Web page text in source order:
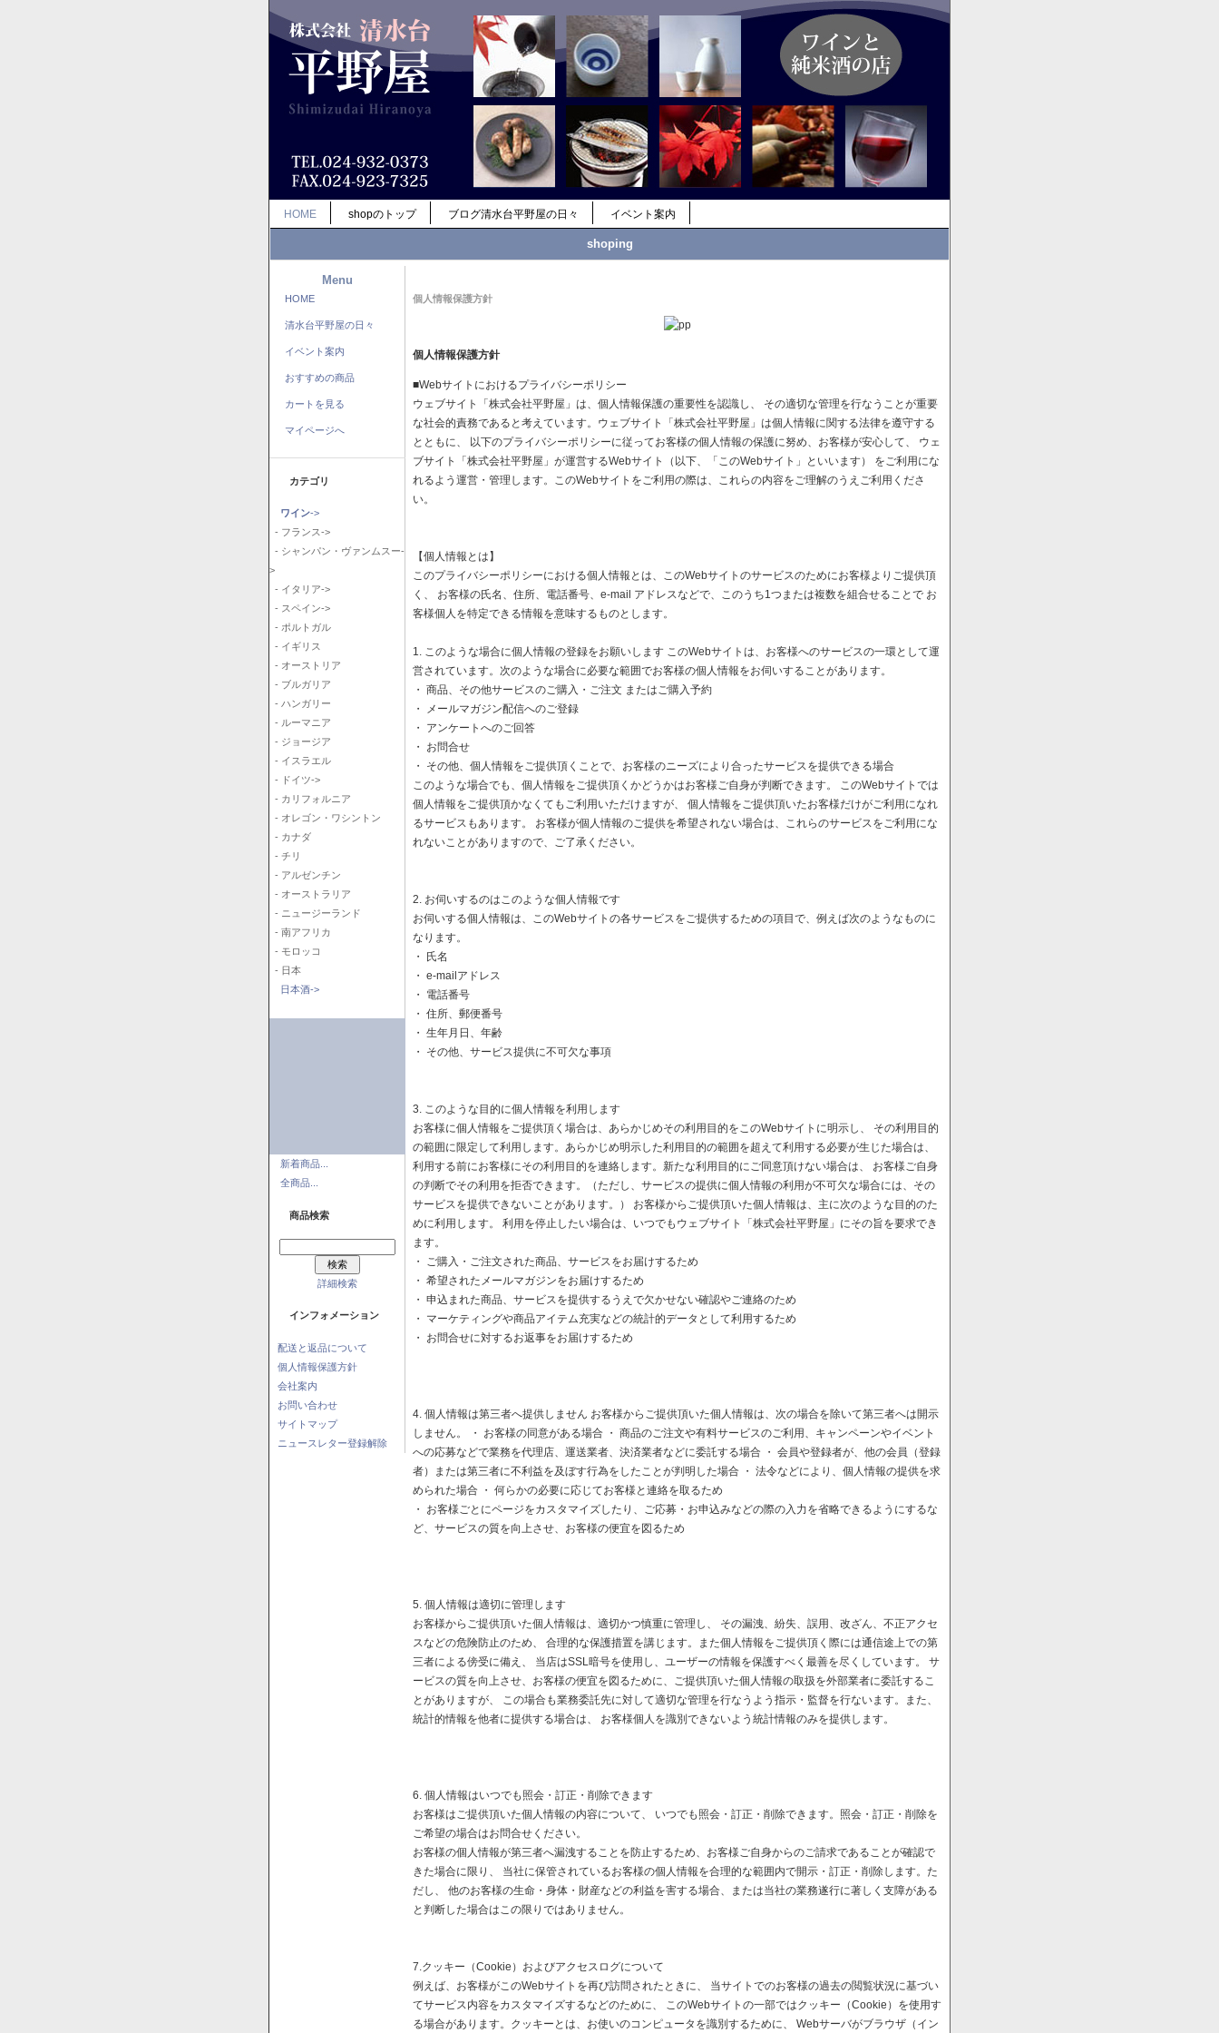
HOME shopのトップ ブログ清水台平野屋の日々 イベント案内
shoping
Menu
HOME
清水台平野屋の日々
イベント案内
おすすめの商品
カートを見る
マイページへ
カテゴリ
ワイン->
- フランス->
- シャンパン・ヴァンムスー-
>
- イタリア->
- スペイン->
- ポルトガル
- イギリス
- オーストリア
- ブルガリア
- ハンガリー
- ルーマニア
- ジョージア
- イスラエル
- ドイツ->
- カリフォルニア
- オレゴン・ワシントン
- カナダ
- チリ
- アルゼンチン
- オーストラリア
- ニュージーランド
- 南アフリカ
- モロッコ
- 日本
日本酒->
新着商品...
全商品...
商品検索
詳細検索
インフォメーション
配送と返品について
個人情報保護方針
会社案内
お問い合わせ
サイトマップ
ニュースレター登録解除
個人情報保護方針
個人情報保護方針
■Webサイトにおけるプライバシーポリシー
ウェブサイト「株式会社平野屋」は、個人情報保護の重要性を認識し、 その適切な管理を行なうことが重要
な社会的責務であると考えています。ウェブサイト「株式会社平野屋」は個人情報に関する法律を遵守する
とともに、 以下のプライバシーポリシーに従ってお客様の個人情報の保護に努め、お客様が安心して、 ウェ
ブサイト「株式会社平野屋」が運営するWebサイト（以下、「このWebサイト」といいます） をご利用にな
れるよう運営・管理します。このWebサイトをご利用の際は、これらの内容をご理解のうえご利用くださ
い。
【個人情報とは】
このプライバシーポリシーにおける個人情報とは、このWebサイトのサービスのためにお客様よりご提供頂
く、 お客様の氏名、住所、電話番号、e-mail アドレスなどで、このうち1つまたは複数を組合せることで お
客様個人を特定できる情報を意味するものとします。
1. このような場合に個人情報の登録をお願いします このWebサイトは、お客様へのサービスの一環として運
営されています。次のような場合に必要な範囲でお客様の個人情報をお伺いすることがあります。
・ 商品、その他サービスのご購入・ご注文 またはご購入予約
・ メールマガジン配信へのご登録
・ アンケートへのご回答
・ お問合せ
・ その他、個人情報をご提供頂くことで、お客様のニーズにより合ったサービスを提供できる場合
このような場合でも、個人情報をご提供頂くかどうかはお客様ご自身が判断できます。 このWebサイトでは
個人情報をご提供頂かなくてもご利用いただけますが、 個人情報をご提供頂いたお客様だけがご利用になれ
るサービスもあります。 お客様が個人情報のご提供を希望されない場合は、これらのサービスをご利用にな
れないことがありますので、ご了承ください。
2. お伺いするのはこのような個人情報です
お伺いする個人情報は、このWebサイトの各サービスをご提供するための項目で、例えば次のようなものに
なります。
・ 氏名
・ e-mailアドレス
・ 電話番号
・ 住所、郵便番号
・ 生年月日、年齢
・ その他、サービス提供に不可欠な事項
3. このような目的に個人情報を利用します
お客様に個人情報をご提供頂く場合は、あらかじめその利用目的をこのWebサイトに明示し、 その利用目的
の範囲に限定して利用します。あらかじめ明示した利用目的の範囲を超えて利用する必要が生じた場合は、
利用する前にお客様にその利用目的を連絡します。新たな利用目的にご同意頂けない場合は、 お客様ご自身
の判断でその利用を拒否できます。（ただし、サービスの提供に個人情報の利用が不可欠な場合には、その
サービスを提供できないことがあります。） お客様からご提供頂いた個人情報は、主に次のような目的のた
めに利用します。 利用を停止したい場合は、いつでもウェブサイト「株式会社平野屋」にその旨を要求でき
ます。
・ ご購入・ご注文された商品、サービスをお届けするため
・ 希望されたメールマガジンをお届けするため
・ 申込まれた商品、サービスを提供するうえで欠かせない確認やご連絡のため
・ マーケティングや商品アイテム充実などの統計的データとして利用するため
・ お問合せに対するお返事をお届けするため
4. 個人情報は第三者へ提供しません お客様からご提供頂いた個人情報は、次の場合を除いて第三者へは開示
しません。 ・ お客様の同意がある場合 ・ 商品のご注文や有料サービスのご利用、キャンペーンやイベント
への応募などで業務を代理店、運送業者、決済業者などに委託する場合 ・ 会員や登録者が、他の会員（登録
者）または第三者に不利益を及ぼす行為をしたことが判明した場合 ・ 法令などにより、個人情報の提供を求
められた場合 ・ 何らかの必要に応じてお客様と連絡を取るため
・ お客様ごとにページをカスタマイズしたり、ご応募・お申込みなどの際の入力を省略できるようにするな
ど、サービスの質を向上させ、お客様の便宜を図るため
5. 個人情報は適切に管理します
お客様からご提供頂いた個人情報は、適切かつ慎重に管理し、 その漏洩、紛失、誤用、改ざん、不正アクセ
スなどの危険防止のため、 合理的な保護措置を講じます。また個人情報をご提供頂く際には通信途上での第
三者による傍受に備え、 当店はSSL暗号を使用し、ユーザーの情報を保護すべく最善を尽くしています。 サ
ービスの質を向上させ、お客様の便宜を図るために、ご提供頂いた個人情報の取扱を外部業者に委託するこ
とがありますが、 この場合も業務委託先に対して適切な管理を行なうよう指示・監督を行ないます。また、
統計的情報を他者に提供する場合は、 お客様個人を識別できないよう統計情報のみを提供します。
6. 個人情報はいつでも照会・訂正・削除できます
お客様はご提供頂いた個人情報の内容について、 いつでも照会・訂正・削除できます。照会・訂正・削除を
ご希望の場合はお問合せください。
お客様の個人情報が第三者へ漏洩することを防止するため、お客様ご自身からのご請求であることが確認で
きた場合に限り、 当社に保管されているお客様の個人情報を合理的な範囲内で開示・訂正・削除します。た
だし、 他のお客様の生命・身体・財産などの利益を害する場合、または当社の業務遂行に著しく支障がある
と判断した場合はこの限りではありません。
7.クッキー（Cookie）およびアクセスログについて
例えば、お客様がこのWebサイトを再び訪問されたときに、 当サイトでのお客様の過去の閲覧状況に基づい
てサービス内容をカスタマイズするなどのために、 このWebサイトの一部ではクッキー（Cookie）を使用す
る場合があります。クッキーとは、お使いのコンピュータを識別するために、 Webサーバがブラウザ（イン